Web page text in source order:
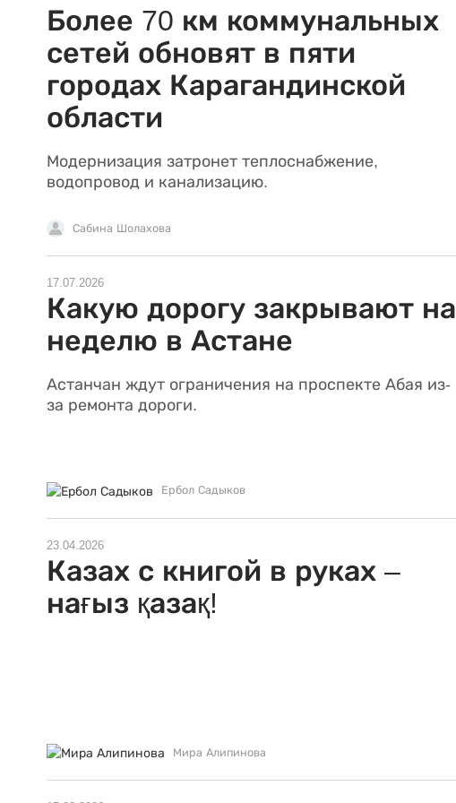
Более 70 км коммунальных
сетей обновят в пяти
городах Карагандинской
области
Модернизация затронет теплоснабжение,
водопровод и канализацию.
Сабина Шолахова
17.07.2026
Какую дорогу закрывают на
неделю в Астане
Астанчан ждут ограничения на проспекте Абая из-
за ремонта дороги.
Ербол Садыков
23.04.2026
Казах с книгой в руках –
нағыз қазақ!
Мира Алипинова